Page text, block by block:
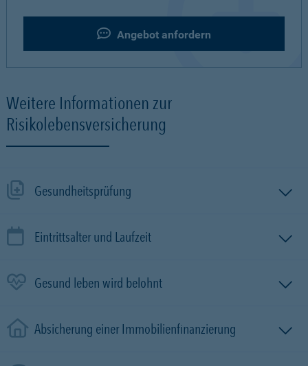
Angebot anfordern
Weitere Informationen zur
Risikolebensversicherung
Gesundheitsprüfung
Eintrittsalter und Laufzeit
Gesund leben wird belohnt
Absicherung einer Immobilien­finanzierung